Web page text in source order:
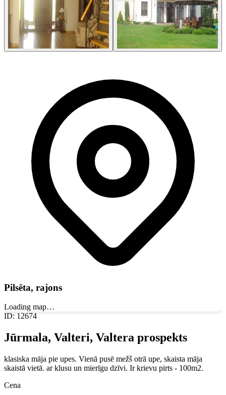
Pilsēta, rajons
Loading map…
ID: 12674
Jūrmala, Valteri, Valtera prospekts
klasiska māja pie upes. Vienā pusē mežš otrā upe, skaista māja
skaistā vietā. ar klusu un mierīgu dzīvi. Ir krievu pirts - 100m2.
Cena